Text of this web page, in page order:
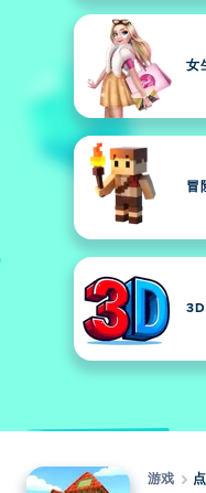
女
冒
游戏